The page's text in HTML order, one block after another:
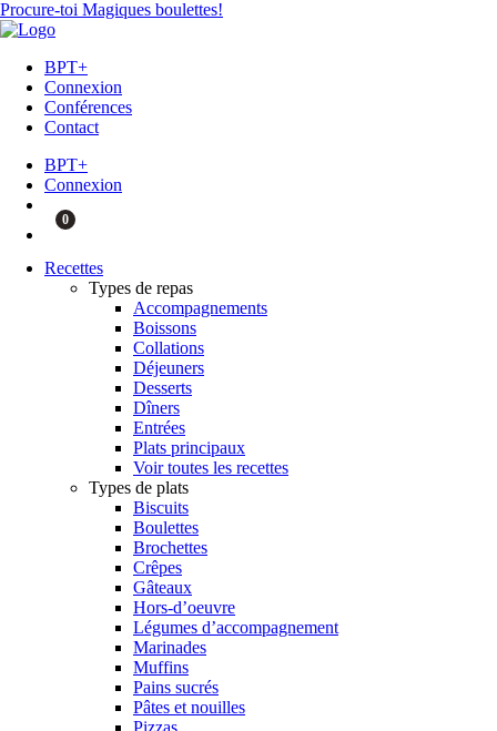
Procure-toi Magiques boulettes!
BPT+
Connexion
Conférences
Contact
BPT+
Connexion
0
Recettes
Types de repas
Accompagnements
Boissons
Collations
Déjeuners
Desserts
Dîners
Entrées
Plats principaux
Voir toutes les recettes
Types de plats
Biscuits
Boulettes
Brochettes
Crêpes
Gâteaux
Hors-d’oeuvre
Légumes d’accompagnement
Marinades
Muffins
Pains sucrés
Pâtes et nouilles
Pizzas